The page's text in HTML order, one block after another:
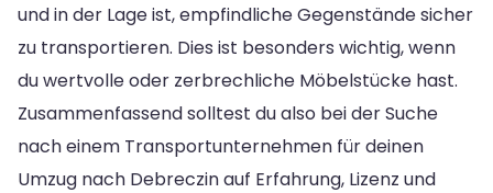
und in der Lage ist, empfindliche Gegenstände sicher
zu transportieren. Dies ist besonders wichtig, wenn
du wertvolle oder zerbrechliche Möbelstücke hast.
Zusammenfassend solltest du also bei der Suche
nach einem Transportunternehmen für deinen
Umzug nach Debreczin auf Erfahrung, Lizenz und